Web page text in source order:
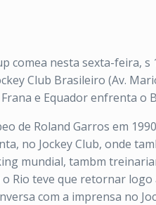
comea nesta sexta-feira,
Club Brasileiro (Av.
Frana e Equador enfrenta
de Roland Garros em
no Jockey Club, onde
mundial, tambm
Rio teve que retornar logo
com a imprensa no